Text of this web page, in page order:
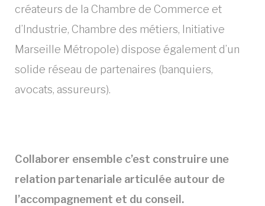
créateurs de la Chambre de Commerce et
d’Industrie, Chambre des métiers, Initiative
Marseille Métropole) dispose également d’un
solide réseau de partenaires (banquiers,
avocats, assureurs).
Collaborer ensemble c’est construire une
relation partenariale articulée autour de
l’accompagnement et du conseil.